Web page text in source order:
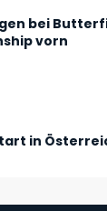
bei
vorn
in